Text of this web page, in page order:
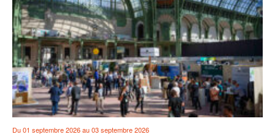
Du 01 septembre 2026 au 03 septembre 2026